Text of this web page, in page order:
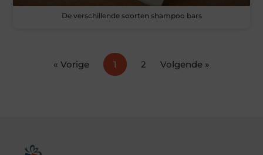
De verschillende soorten shampoo bars
« Vorige 1 2 Volgende »